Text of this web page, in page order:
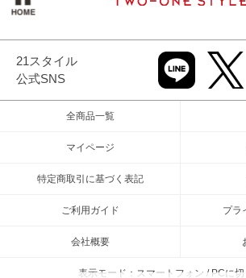
21スタイル
公式SNS
全商品一覧
マイページ
特定商取引に基づく表記
ご利用ガイド プラ
会社概要
表示モード：スマートフォン / PCに切